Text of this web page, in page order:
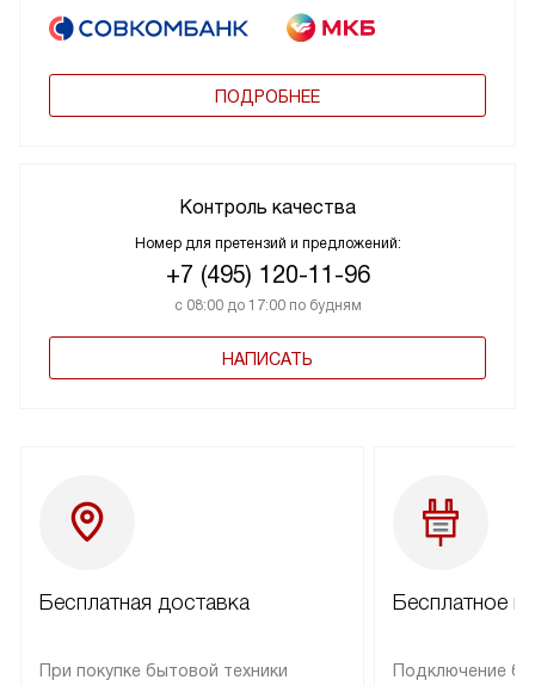
ПОДРОБНЕЕ
Контроль качества
Номер для претензий и предложений:
+7 (495) 120-11-96
с 08:00 до 17:00 по будням
НАПИСАТЬ
Бесплатная доставка
При покупке бытовой техники
Бесплатное
Подключение